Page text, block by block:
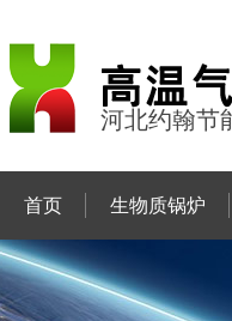
河北约翰节
首页 生物质锅炉
联系约翰